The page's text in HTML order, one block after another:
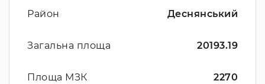
Район Деснянський
Загальна площа 20193.19
Площа МЗК 2270